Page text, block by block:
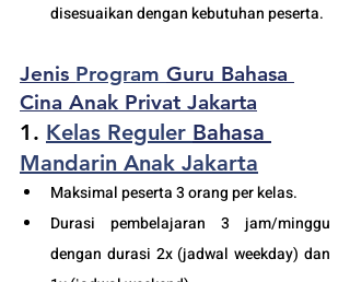
disesuaikan dengan kebutuhan peserta.
Jenis Program Guru Bahasa
Cina Anak Privat Jakarta
1. Kelas Reguler Bahasa
Mandarin Anak Jakarta
Maksimal peserta 3 orang per kelas.
Durasi pembelajaran 3 jam/minggu
dengan durasi 2x (jadwal weekday) dan